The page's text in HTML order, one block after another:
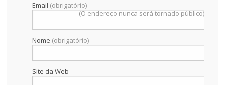
Email (obrigatório)
(O endereço nunca será tornado público)
Nome (obrigatório)
Site da Web